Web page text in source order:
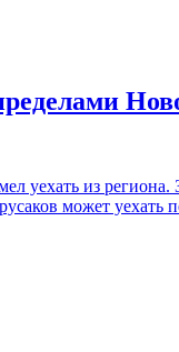
уехать из
может